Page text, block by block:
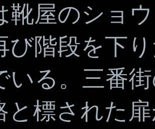
屋のショ
び階段を下
いる。三番
と標された